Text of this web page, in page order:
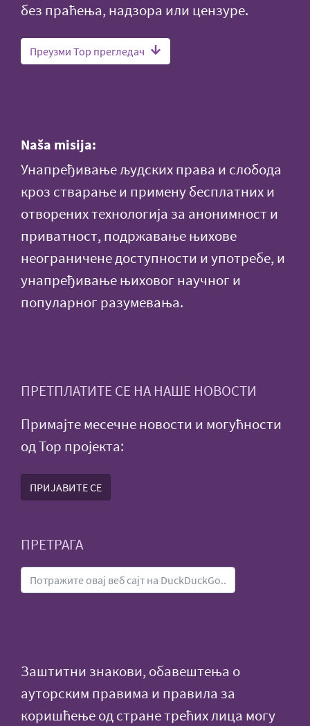
без праћења, надзора или цензуре.
Преузми Тор прегледач
Naša misija:
Унапређивање људских права и слобода
кроз стварање и примену бесплатних и
отворених технологија за анонимност и
приватност, подржавање њихове
неограничене доступности и употребе, и
унапређивање њиховог научног и
популарног разумевања.
ПРЕТПЛАТИТЕ СЕ НА НАШЕ НОВОСТИ
Примајте месечне новости и могућности
од Тор пројекта:
ПРИЈАВИТЕ СЕ
ПРЕТРАГА
Заштитни знакови, обавештења о
ауторским правима и правила за
коришћење од стране трећих лица могу